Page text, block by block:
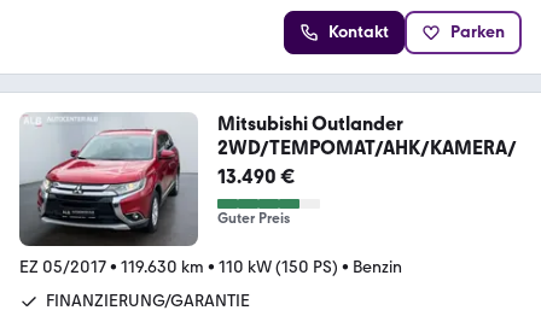
Kontakt Parken
Mitsubishi Outlander
2WD/TEMPOMAT/AHK/KAMERA/
13.490 €
Guter Preis
EZ 05/2017• 119.630 km • 110 kW (150 PS) • Benzin
FINANZIERUNG/GARANTIE